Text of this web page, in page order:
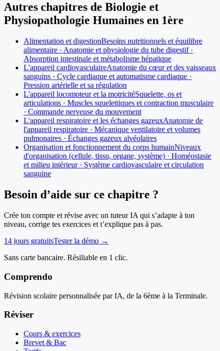
Autres chapitres de Biologie et
Physiopathologie Humaines en 1ère
Alimentation et digestionBesoins nutritionnels et équilibre
alimentaire · Anatomie et physiologie du tube digestif ·
Absorption intestinale et métabolisme hépatique
L'appareil cardiovasculaireAnatomie du cœur et des vaisseaux
sanguins · Cycle cardiaque et automatisme cardiaque ·
Pression artérielle et sa régulation
L'appareil locomoteur et la motricitéSquelette, os et
articulations · Muscles squelettiques et contraction musculaire
· Commande nerveuse du mouvement
L'appareil respiratoire et les échanges gazeuxAnatomie de
l'appareil respiratoire · Mécanique ventilatoire et volumes
pulmonaires · Échanges gazeux alvéolaires
Organisation et fonctionnement du corps humainNiveaux
d'organisation (cellule, tissu, organe, système) · Homéostasie
et milieu intérieur · Système cardiovasculaire et circulation
sanguine
Besoin d’aide sur ce chapitre ?
Crée ton compte et révise avec un tuteur IA qui s’adapte à ton
niveau, corrige tes exercices et t’explique pas à pas.
14 jours gratuitsTester la démo →
Sans carte bancaire. Résiliable en 1 clic.
Comprendo
Révision scolaire personnalisée par IA, de la 6ème à la Terminale.
Réviser
Cours & exercices
Brevet & Bac